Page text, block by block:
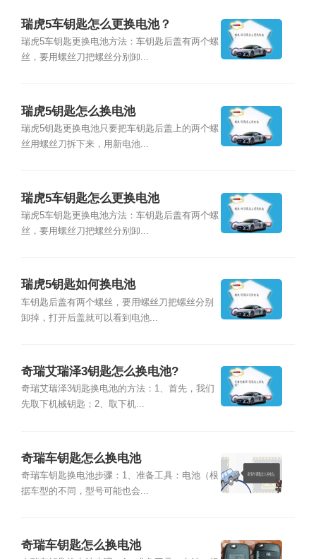
瑞虎5车钥匙怎么更换电池？
瑞虎5车钥匙更换电池方法：车钥匙后盖有两个螺
丝，要用螺丝刀把螺丝分别卸...
瑞虎5钥匙怎么换电池
瑞虎5钥匙更换电池只要把车钥匙后盖上的两个螺
丝用螺丝刀拆下来，用新电池...
瑞虎5车钥匙怎么更换电池
瑞虎5车钥匙更换电池方法：车钥匙后盖有两个螺
丝，要用螺丝刀把螺丝分别卸...
瑞虎5钥匙如何换电池
车钥匙后盖有两个螺丝，要用螺丝刀把螺丝分别
卸掉，打开后盖就可以看到电池...
奇瑞艾瑞泽3钥匙怎么换电池?
奇瑞艾瑞泽3钥匙换电池的方法：1、首先，我们
先取下机械钥匙；2、取下机...
奇瑞车钥匙怎么换电池
奇瑞车钥匙换电池步骤：1、准备工具：电池（根
据车型的不同，型号可能也会...
奇瑞车钥匙怎么换电池